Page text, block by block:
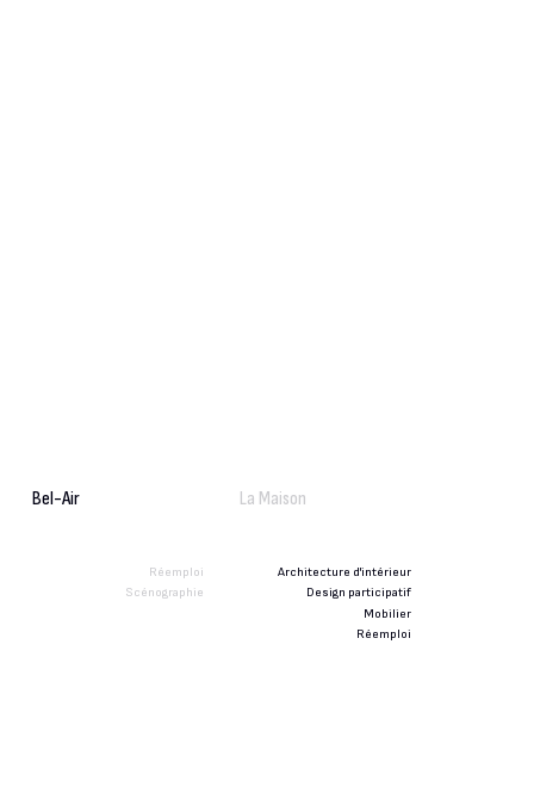
Bel-Air La Maison
Réemploi
Scénographie
Architecture d'intérieur
Design participatif
Mobilier
Réemploi